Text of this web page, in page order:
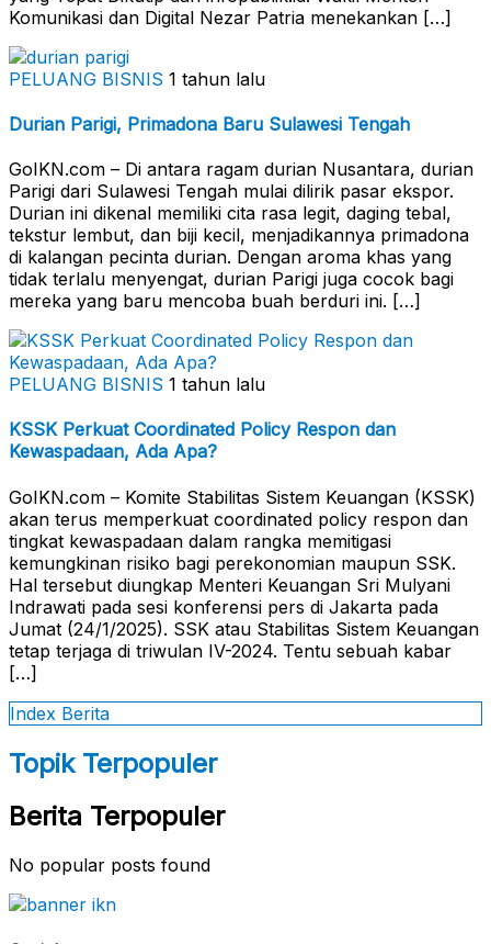
Komunikasi dan Digital Nezar Patria menekankan […]
PELUANG BISNIS 1 tahun lalu
Durian Parigi, Primadona Baru Sulawesi Tengah
GoIKN.com – Di antara ragam durian Nusantara, durian
Parigi dari Sulawesi Tengah mulai dilirik pasar ekspor.
Durian ini dikenal memiliki cita rasa legit, daging tebal,
tekstur lembut, dan biji kecil, menjadikannya primadona
di kalangan pecinta durian. Dengan aroma khas yang
tidak terlalu menyengat, durian Parigi juga cocok bagi
mereka yang baru mencoba buah berduri ini. […]
PELUANG BISNIS 1 tahun lalu
KSSK Perkuat Coordinated Policy Respon dan
Kewaspadaan, Ada Apa?
GoIKN.com – Komite Stabilitas Sistem Keuangan (KSSK)
akan terus memperkuat coordinated policy respon dan
tingkat kewaspadaan dalam rangka memitigasi
kemungkinan risiko bagi perekonomian maupun SSK.
Hal tersebut diungkap Menteri Keuangan Sri Mulyani
Indrawati pada sesi konferensi pers di Jakarta pada
Jumat (24/1/2025). SSK atau Stabilitas Sistem Keuangan
tetap terjaga di triwulan IV-2024. Tentu sebuah kabar
[…]
Index Berita
Topik Terpopuler
Berita Terpopuler
No popular posts found